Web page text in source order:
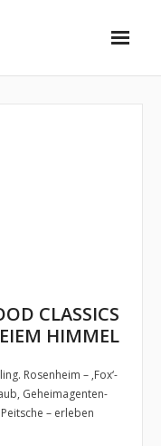
CLASSICS
HIMMEL
Rosenheim – ‚Fox‘-
Geheimagenten-
– erleben